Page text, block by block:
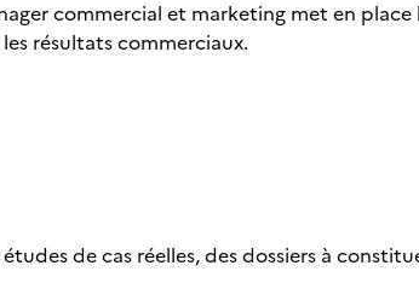
commercial et marketing met en
résultats commerciaux.
de cas réelles, des dossiers à